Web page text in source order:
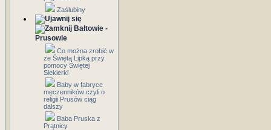
Zaślubiny
Bałtowie -
Prusowie
Co można zrobić w
ze Świętą Lipką przy
pomocy Świętej
Siekierki
Baby w fabryce
męczenników czyli o
religii Prusów ciąg
dalszy
Baba Pruska z
Prątnicy